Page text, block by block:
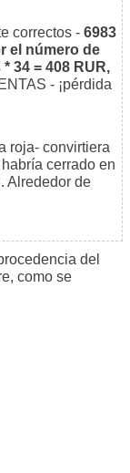
correctos - 6983
el número de
34 = 408 RUR,
- ¡pérdida
roja- convirtiera
cerrado en
Alrededor de
del
como se